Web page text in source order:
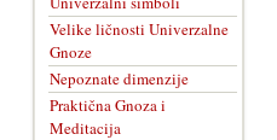
Velike ličnosti Univerzalne
Gnoze
Nepoznate dimenzije
Praktična Gnoza i
Meditacija